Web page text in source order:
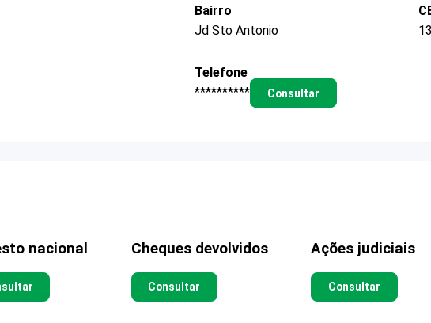
Bairro
Jd Sto Antonio
Telefone
**********
Consultar
nacional Cheques devolvidos
Consultar
Ações judiciais
Consultar